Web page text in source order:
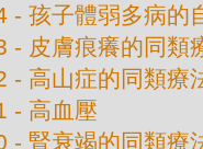
- 孩子體弱多病的
- 皮膚痕癢的同類
- 高山症的同類療
- 高血壓
- 腎衰竭的同類療